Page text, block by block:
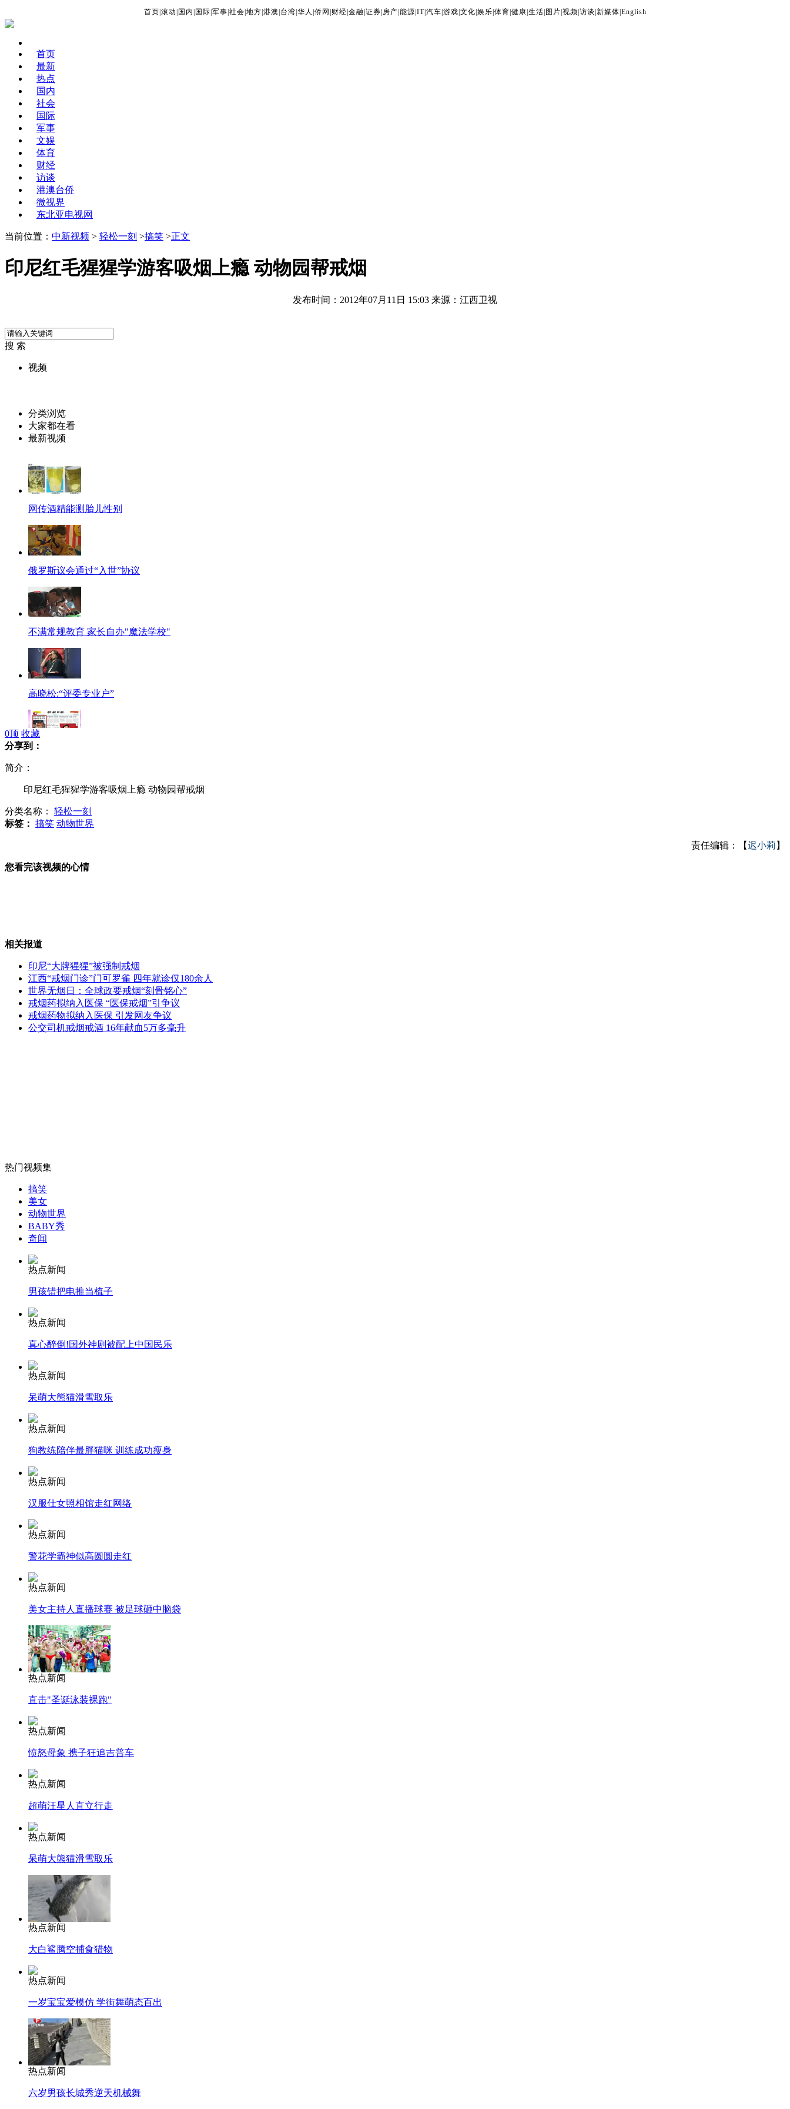
首页 滚动 国内 国际 军事 社会 地方 港澳 台湾 华人 侨网 财经 金融 证券 房产 能源 IT| 汽车 游戏 文化 娱乐 体育 健康 生活 图片 视频 访谈 新媒体 English
首页
最新
热点
国内
社会
国际
军事
文娱
体育
财经
访谈
港澳台侨
微视界
东北亚电视网
当前位置： 中新视频 > 轻松一刻 >搞笑 >正文
印尼红毛猩猩学游客吸烟上瘾 动物园帮戒烟
发布时间：2012年07月11日 15:03 来源：江西卫视
搜 索
视频
分类浏览
大家都在看
最新视频
网传酒精能测胎儿性别
俄罗斯议会通过“入世”协议
不满常规教育 家长自办"魔法学校"
高晓松:“评委专业户”
杨幂突删微博疑点重重
黄奕跨界首次做导演
台湾地下兵工厂歹徒拒捕开车冲撞
女孩北京地铁殴打老人 痛下狠手拳打脚踢
无痛分娩是否安全 医生回应
外交部：反对强权政治霸凌主义
外交部：有关国家言论片面不公正
安徽一实载49人客车翻车
走！跟着总书记去植树
消防员救轻生者 花炮节热闹非凡 减压"枕头大战"
纽约上演“枕头大战”
司机酒驾遇交警 急速倒车逃窜
0顶 收藏
分享到：
简介：
印尼红毛猩猩学游客吸烟上瘾 动物园帮戒烟
分类名称： 轻松一刻
标签： 搞笑 动物世界
责任编辑：【迟小莉 】
您看完该视频的心情
相关报道
印尼“大牌猩猩”被强制戒烟
江西“戒烟门诊”门可罗雀 四年就诊仅180余人
世界无烟日：全球政要戒烟“刻骨铭心”
戒烟药拟纳入医保 “医保戒烟”引争议
戒烟药物拟纳入医保 引发网友争议
公交司机戒烟戒酒 16年献血5万多毫升
热门视频集
搞笑
美女
动物世界
BABY秀
奇闻
热点新闻
男孩错把电推当梳子
热点新闻
真心醉倒!国外神剧被配上中国民乐
热点新闻
呆萌大熊猫滑雪取乐
热点新闻
狗教练陪伴最胖猫咪 训练成功瘦身
热点新闻
汉服仕女照相馆走红网络
热点新闻
警花学霸神似高圆圆走红
热点新闻
美女主持人直播球赛 被足球砸中脑袋
热点新闻
直击"圣诞泳装裸跑"
热点新闻
愤怒母象 携子狂追吉普车
热点新闻
超萌汪星人直立行走
热点新闻
呆萌大熊猫滑雪取乐
热点新闻
大白鲨腾空捕食猎物
热点新闻
一岁宝宝爱模仿 学街舞萌态百出
热点新闻
六岁男孩长城秀逆天机械舞